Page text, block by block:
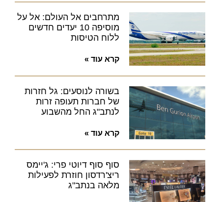
מתרחבים אל העולם: אל על
מוסיפה 10 יעדים חדשים
ללוח הטיסות
קרא עוד »
בשורה לנוסעים: גל חזרות
של חברות תעופה זרות
לנתב"ג החל מהשבוע
קרא עוד »
סוף סוף דיוטי פרי: ג'יימס
ריצ'רדסון חוזרת לפעילות
מלאה בנתב"ג